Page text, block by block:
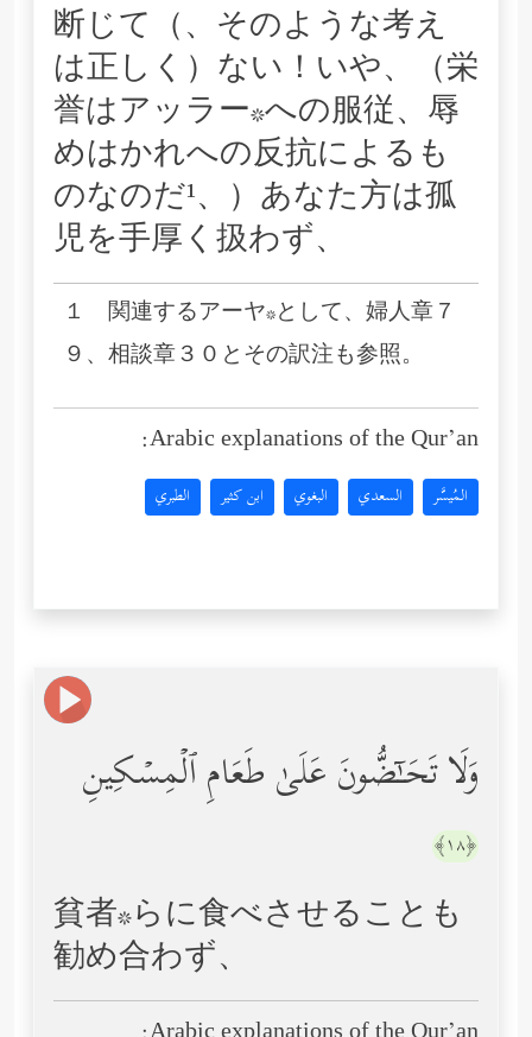
断じて（、そのような考え
は正しく）ない！いや、（栄
誉はアッラー*への服従、辱
めはかれへの反抗によるも
のなのだ¹、）あなた方は孤
児を手厚く扱わず、
１ 関連するアーヤ*として、婦人章７
９、相談章３０とその訳注も参照。
Arabic explanations of the Qur’an:
المُيسَّر السعدي البغوي ابن كثير الطبري
وَلَا تَحَـٰۤضُّونَ عَلَىٰ طَعَامِ ٱلۡمِسۡكِینِ
﴿١٨﴾
貧者*らに食べさせることも
勧め合わず、